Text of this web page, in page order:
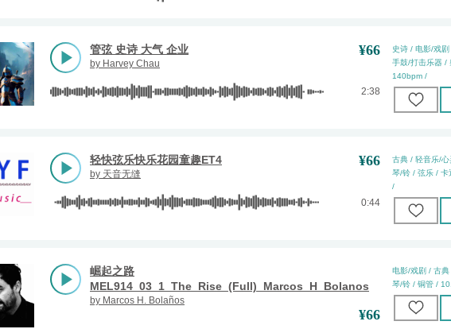
管弦 史诗 大气 企业
by Harvey Chau
¥66
2:38
史诗 / 电影/戏
手鼓/打击乐器 /
140bpm /
轻快弦乐快乐花园童趣ET4
by 天音无缝
¥66
0:44
古典 / 轻音乐/
琴/铃 / 弦乐 /
/
崛起之路
MEL914_03_1_The_Rise_(Full)_Marcos_H_Bolanos
by Marcos H. Bolaños
¥66
电影/戏剧 / 古
琴/铃 / 铜管 /